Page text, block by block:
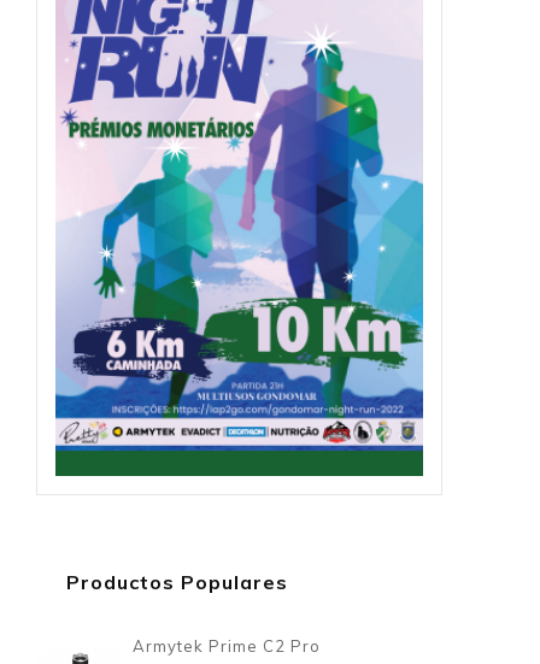
Productos Populares
Armytek Prime C2 Pro